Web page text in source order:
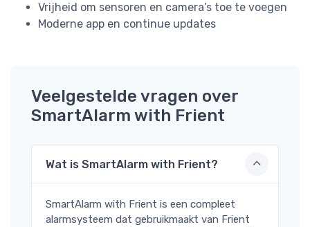
Vrijheid om sensoren en camera’s toe te voegen
Moderne app en continue updates
Veelgestelde vragen over
SmartAlarm with Frient
Wat is SmartAlarm with Frient?
SmartAlarm with Frient is een compleet
alarmsysteem dat gebruikmaakt van Frient